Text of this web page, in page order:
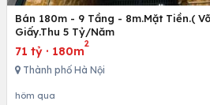
Bán 180m - 9 Tầng - 8m.Mặt Tiền.(
Giấy.Thu 5 Tỷ/Năm
71 tỷ · 180m
2
Thành phố Hà Nội
hôm qua